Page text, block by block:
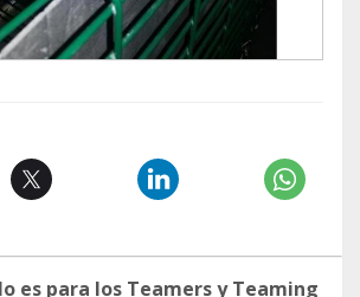
es para los Teamers y Teaming